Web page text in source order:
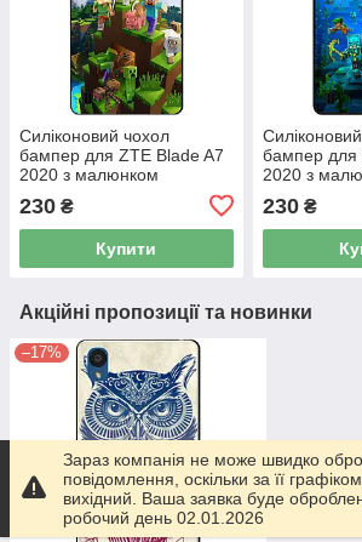
Силіконовий чохол
бампер для ZTE Blade A7
2020 з малюнком
230 ₴
Купити
бампер для
2020 з
230₴
Акційні пропозиції та новинки
–17%
Зараз компанія не може швидко
повідомлення, оскільки за її
вихідний. Ваша заявка буде
робочий день 02.01.2026